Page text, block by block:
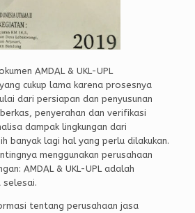
AMDAL & UKL-UPL
cukup lama karena prosesnya
dari persiapan dan penyusunan
penyerahan dan verifikasi
dampak lingkungan dari
banyak lagi hal yang perlu dilakukan.
menggunakan perusahaan
AMDAL & UKL-UPL adalah
selesai.
tentang perusahaan jasa